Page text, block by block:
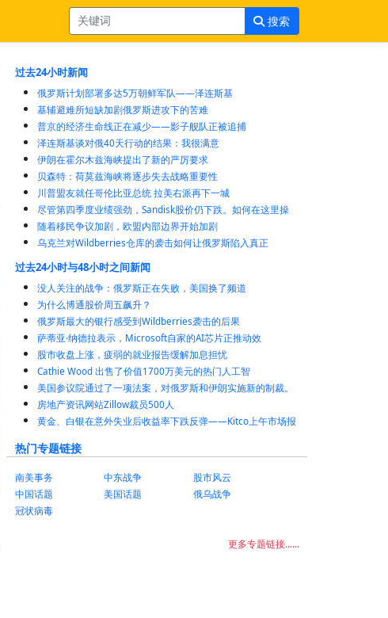
搜索
过去24小时新闻
俄罗斯计划部署多达5万朝鲜军队——泽连斯基
基辅避难所短缺加剧俄罗斯进攻下的苦难
普京的经济生命线正在减少——影子舰队正被追捕
泽连斯基谈对俄40天行动的结果：我很满意
伊朗在霍尔木兹海峡提出了新的严厉要求
贝森特：荷莫兹海峡将逐步失去战略重要性
川普盟友就任哥伦比亚总统 拉美右派再下一城
尽管第四季度业绩强劲，Sandisk股价仍下跌。如何在这里操
随着移民争议加剧，欧盟内部边界开始加剧
乌克兰对Wildberries仓库的袭击如何让俄罗斯陷入真正
过去24小时与48小时之间新闻
没人关注的战争：俄罗斯正在失败，美国换了频道
为什么博通股价周五飙升？
俄罗斯最大的银行感受到Wildberries袭击的后果
萨蒂亚·纳德拉表示，Microsoft自家的AI芯片正推动效
股市收盘上涨，疲弱的就业报告缓解加息担忧
Cathie Wood 出售了价值1700万美元的热门人工智
美国参议院通过了一项法案，对俄罗斯和伊朗实施新的制裁。
房地产资讯网站Zillow裁员500人
黄金、白银在意外失业后收益率下跌反弹——Kitco上午市场报
热门专题链接
南美事务 中东战争
股市风云
中国话题
美国话题
俄乌战争
冠状病毒
更多专题链接......